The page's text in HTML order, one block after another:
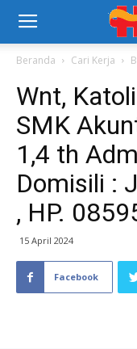
Beranda Cari Kerja
Wnt,
SMK
1,4 th
Domisili :
, HP.
15 April 2024
Facebook